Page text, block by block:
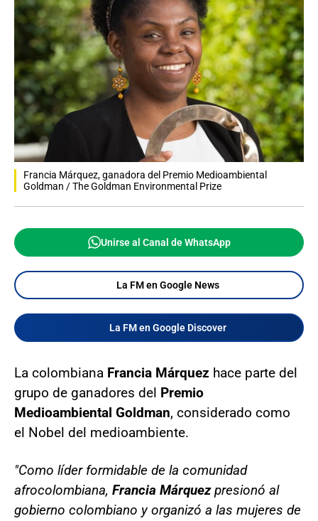
Francia Márquez, ganadora del Premio Medioambiental
Goldman / The Goldman Environmental Prize
Unirse al Canal de WhatsApp
La FM en Google News
La FM en Google Discover
La colombiana Francia Márquez hace parte del
grupo de ganadores del Premio
Medioambiental Goldman, considerado como
el Nobel del medioambiente.
"Como líder formidable de la comunidad
afrocolombiana, Francia Márquezpresionó al
gobierno colombiano y organizó a las mujeres de